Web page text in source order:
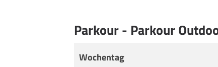
Parkour - Parkour
Wochentag